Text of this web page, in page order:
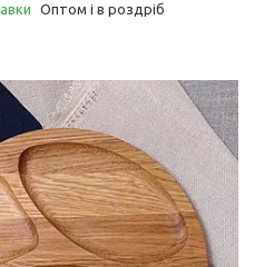
Оптом і в роздріб